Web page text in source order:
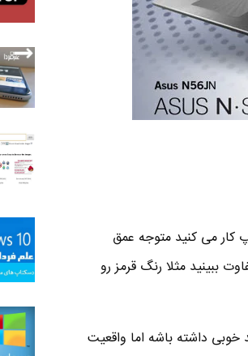
کار می کنید متوجه عمق
ببینید مثلا رنگ قرمز رو
خوبی داشته باشه اما واقعیت